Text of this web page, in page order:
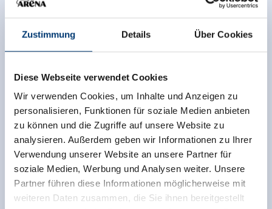
Zustimmung Details Über Cookies
Diese Webseite verwendet Cookies
Wir verwenden Cookies, um Inhalte und Anzeigen zu
personalisieren, Funktionen für soziale Medien anbieten
zu können und die Zugriffe auf unsere Website zu
analysieren. Außerdem geben wir Informationen zu Ihrer
Verwendung unserer Website an unsere Partner für
soziale Medien, Werbung und Analysen weiter. Unsere
Partner führen diese Informationen möglicherweise mit
weiteren Daten zusammen, die Sie ihnen bereitgestellt